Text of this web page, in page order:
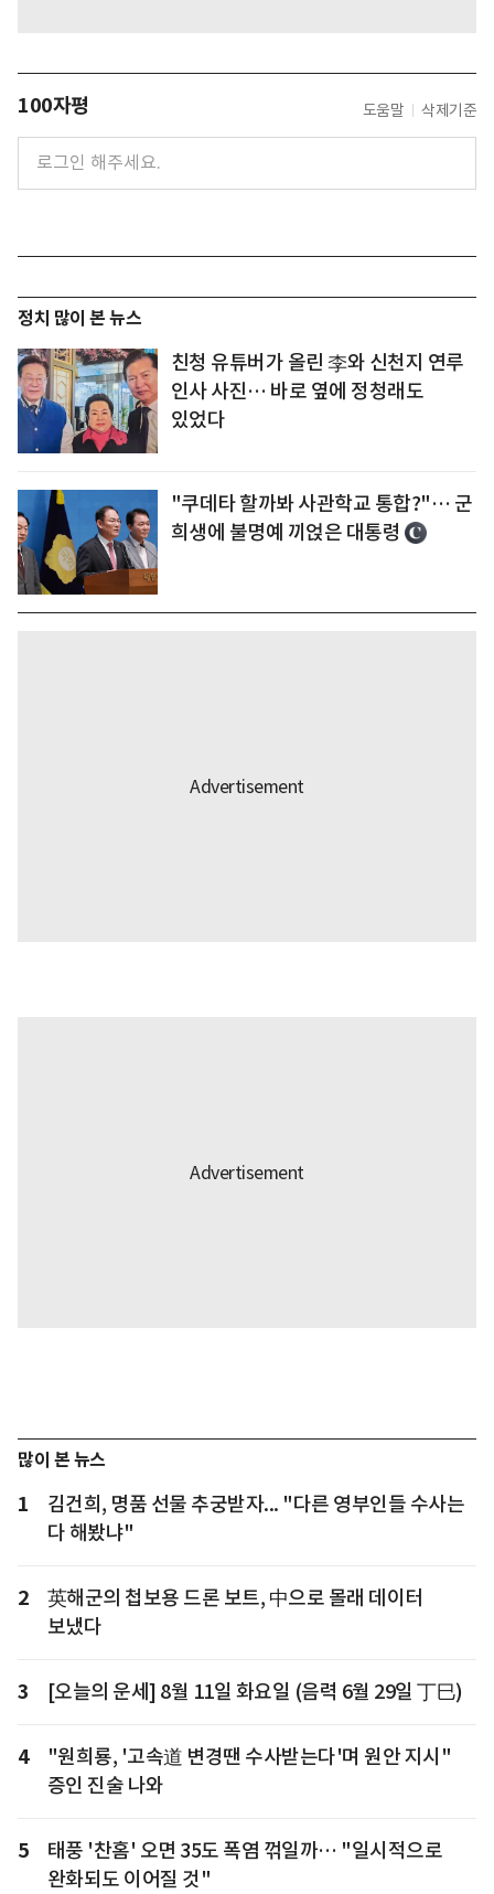
100자평 도움말 삭제기준
정치 많이 본 뉴스
친청 유튜버가 올린 李와 신천지 연루
인사 사진… 바로 옆에 정청래도
있었다
"쿠데타 할까봐 사관학교 통합?"… 군
희생에 불명예 끼얹은 대통령
많이 본 뉴스
1
김건희, 명품 선물 추궁받자... "다른 영부인들 수사는
다 해봤냐"
2
英해군의 첩보용 드론 보트, 中으로 몰래 데이터
보냈다
3 [오늘의 운세] 8월 11일 화요일 (음력 6월 29일 丁巳)
4
"원희룡, '고속道 변경땐 수사받는다'며 원안 지시"
증인 진술 나와
5
태풍 '찬홈' 오면 35도 폭염 꺾일까… "일시적으로
완화되도 이어질 것"